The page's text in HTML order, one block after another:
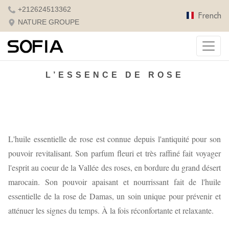
+212624513362
NATURE GROUPE
French
L’ESSENCE DE ROSE
L'huile essentielle de rose est connue depuis l'antiquité pour son
pouvoir revitalisant. Son parfum fleuri et très raffiné fait voyager
l'esprit au coeur de la Vallée des roses, en bordure du grand désert
marocain. Son pouvoir apaisant et nourrissant fait de l'huile
essentielle de la rose de Damas, un soin unique pour prévenir et
atténuer les signes du temps. À la fois réconfortante et relaxante.